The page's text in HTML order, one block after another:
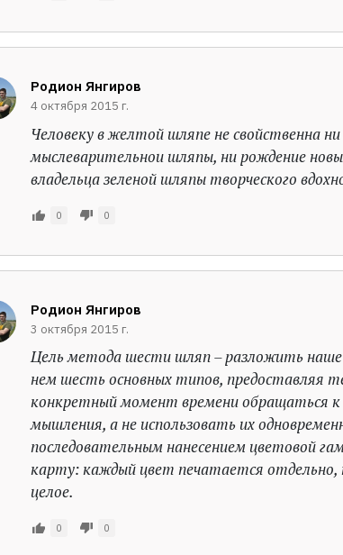
Родион Янгиров
4 октября 2015 г.
Человеку в желтой шляпе не свойственна
мыслеварительнои шляпы, ни рождение
владельца зеленой шляпы творческого
0 0
Родион Янгиров
3 октября 2015 г.
Цель метода шести шляп – разложить
нем шесть основных типов, предоставляя
конкретный момент времени обращаться
мышления, а не использовать их
последовательным нанесением цветовой
карту: каждый цвет печатается отдельно,
целое.
0 0